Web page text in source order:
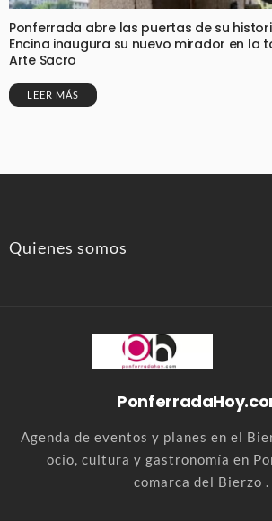
Ponferrada abre las puertas de su
Encina inaugura su nuevo mirador en la
Arte Sacro
LEER MÁS
Quienes somos
Agenda de eventos y planes en el
ocio, cultura y gastronomía en
comarca del Bierzo .